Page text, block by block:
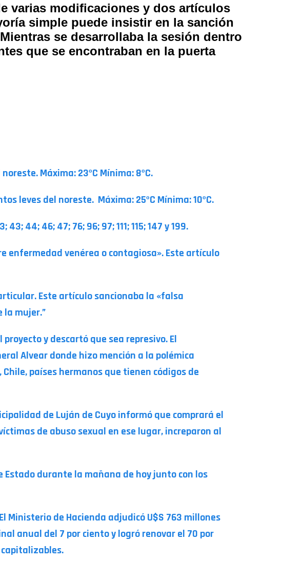
varias modificaciones y dos artículos
simple puede insistir en la sanción
se desarrollaba la sesión dentro
que se encontraban en la puerta
Máxima: 23ºC Mínima: 8ºC.
leves del noreste. Máxima: 25ºC Mínima: 10ºC.
44; 46; 47; 76; 96; 97; 111; 115; 147 y 199.
enfermedad venérea o contagiosa». Este artículo
Este artículo sancionaba la «falsa
la mujer.”
y descartó que sea represivo. El
Alvear donde hizo mención a la polémica
países hermanos que tienen códigos de
de Luján de Cuyo informó que comprará el
de abuso sexual en ese lugar, increparon al
Estado durante la mañana de hoy junto con los
de Hacienda adjudicó U$S 763 millones
anual del 7 por ciento y logró renovar el 70 por